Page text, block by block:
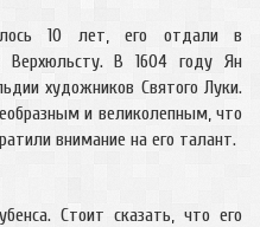
10 лет, его отдали в
Верхюльсту. В 1604 году Ян
художников Святого Луки.
и великолепным, что
внимание на его талант.
Стоит сказать, что его